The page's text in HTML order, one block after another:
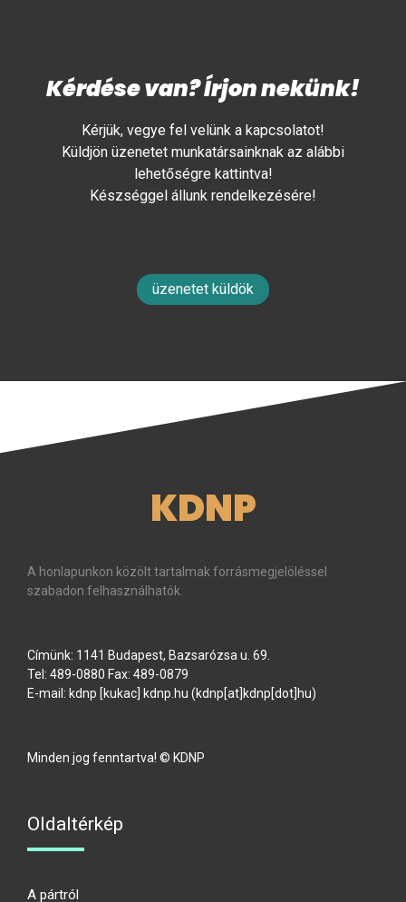
Kérdése van? Írjon nekünk!
Kérjük, vegye fel velünk a kapcsolatot!
Küldjön üzenetet munkatársainknak az alábbi
lehetőségre kattintva!
Készséggel állunk rendelkezésére!
üzenetet küldök
KDNP
A honlapunkon közölt tartalmak forrásmegjelöléssel
szabadon felhasználhatók.
Címünk: 1141 Budapest, Bazsarózsa u. 69.
Tel: 489-0880 Fax: 489-0879
E-mail: kdnp [kukac] kdnp.hu (kdnp[at]kdnp[dot]hu)
Minden jog fenntartva! © KDNP
Oldaltérkép
A pártról